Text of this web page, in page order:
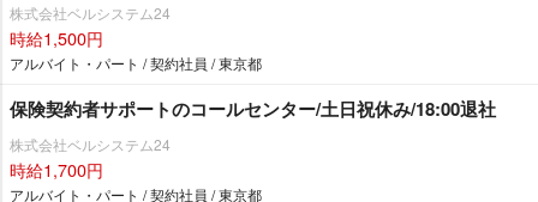
株式会社ベルシステム24
時給1,500円
アルバイト・パート / 契約社員 / 東京都
保険契約者サポートのコールセンター/土日祝休み/18:00退社
株式会社ベルシステム24
時給1,700円
アルバイト・パート / 契約社員 / 東京都